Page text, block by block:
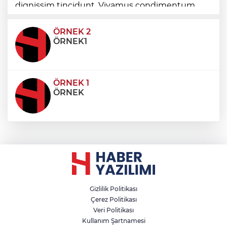
dignissim tincidunt. Vivamus condimentum
condimentum eros et, faucibus sapien. Praese
ÖRNEK 2
ÖRNEK1
ÖRNEK 1
ÖRNEK
Gizlilik Politikası
Çerez Politikası
Veri Politikası
Kullanım Şartnamesi